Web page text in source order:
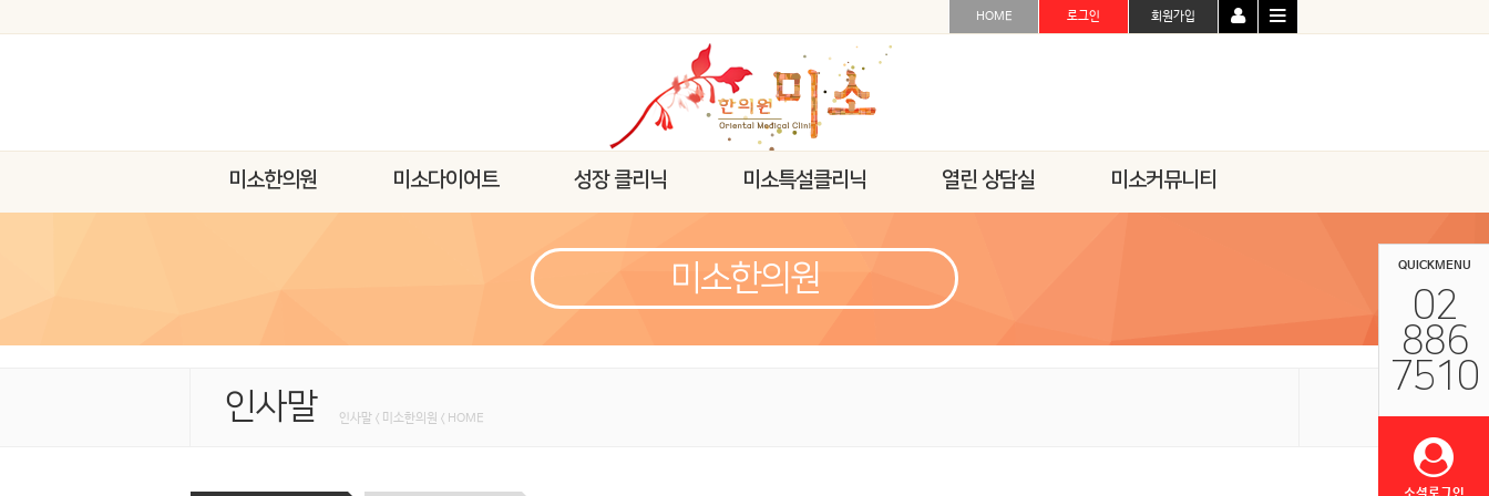
QUICKMENU
02
886
7510
HOME 로그인 회원가입
미소한의원 미소다이어트 성장 클리닉 미소특설클리닉 열린 상담실 미소커뮤니티
미소한의원
인사말 인사말 < 미소한의원 < HOME